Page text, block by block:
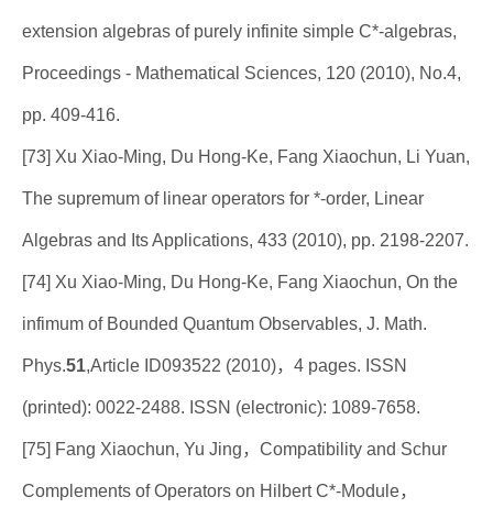
extension algebras of purely infinite simple C*-algebras,
Proceedings - Mathematical Sciences, 120 (2010), No.4,
pp. 409-416.
[73] Xu Xiao-Ming, Du Hong-Ke, Fang Xiaochun, Li Yuan,
The supremum of linear operators for *-order, Linear
Algebras and Its Applications, 433 (2010), pp. 2198-2207.
[74] Xu Xiao-Ming, Du Hong-Ke, Fang Xiaochun, On the
infimum of Bounded Quantum Observables, J. Math.
Phys.51,Article ID093522 (2010)，4 pages. ISSN
(printed): 0022-2488. ISSN (electronic): 1089-7658.
[75] Fang Xiaochun, Yu Jing，Compatibility and Schur
Complements of Operators on Hilbert C*-Module，